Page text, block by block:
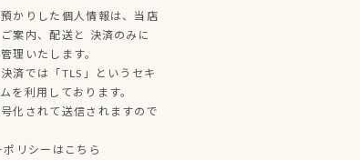
かりした個人情報は、当店
案内、配送と 決済のみに
理いたします。
済では「TLS」というセキ
を利用しております。
化されて送信されますので
リシーはこちら